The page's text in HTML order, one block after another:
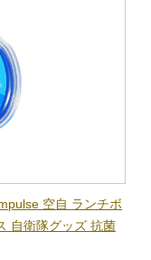
空自 ランチボ
自衛隊グッズ 抗菌